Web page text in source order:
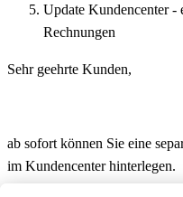
Update Kundencenter -
Rechnungen
Sehr geehrte Kunden,
ab sofort können Sie eine
im Kundencenter hinterlegen.